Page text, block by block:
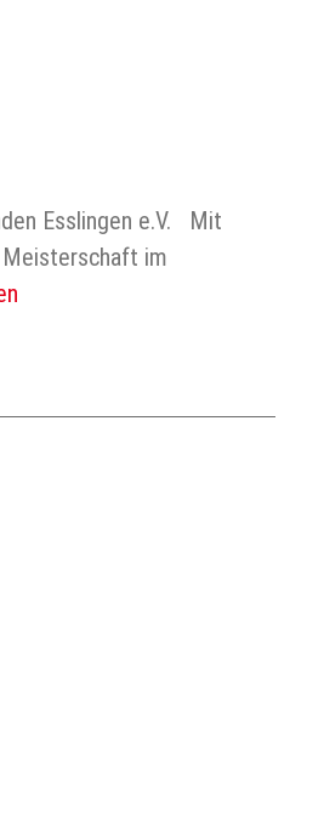
Esslingen e.V. Mit
Meisterschaft im